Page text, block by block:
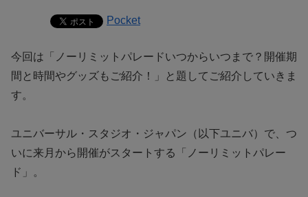
Pocket
今回は「ノーリミットパレードいつからいつまで？開催期
間と時間やグッズもご紹介！」と題してご紹介していきま
す。
ユニバーサル・スタジオ・ジャパン（以下ユニバ）で、つ
いに来月から開催がスタートする「ノーリミットパレー
ド」。